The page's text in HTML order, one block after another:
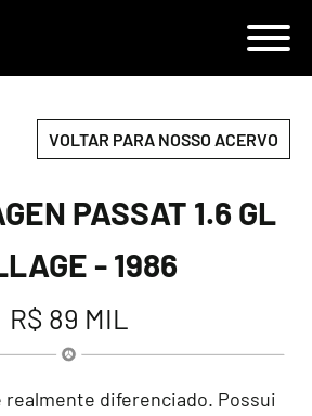
VOLTAR PARA NOSSO ACERVO
PASSAT 1.6 GL
- 1986
R$ 89 MIL
realmente diferenciado. Possui